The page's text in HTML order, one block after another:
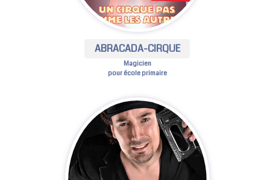
ABRACADA-CIRQUE
Magicien
pour école primaire